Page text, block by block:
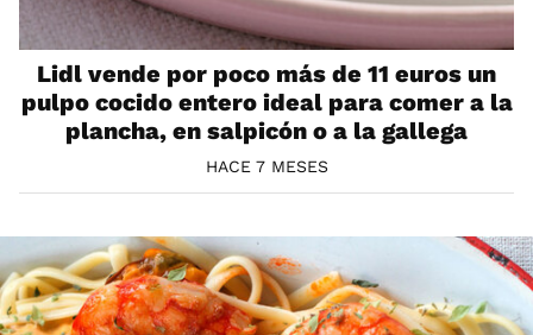
Lidl vende por poco más de 11 euros un
pulpo cocido entero ideal para comer a la
plancha, en salpicón o a la gallega
HACE 7 MESES